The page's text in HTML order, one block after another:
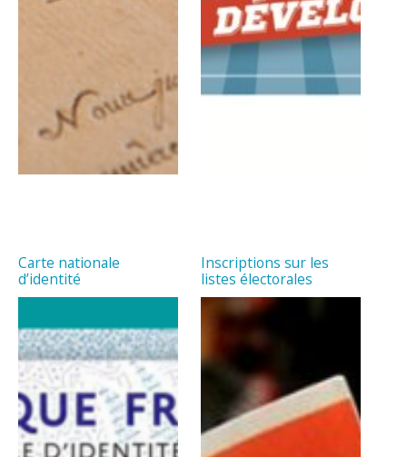
Carte nationale
d’identité
Inscriptions sur les
listes électorales